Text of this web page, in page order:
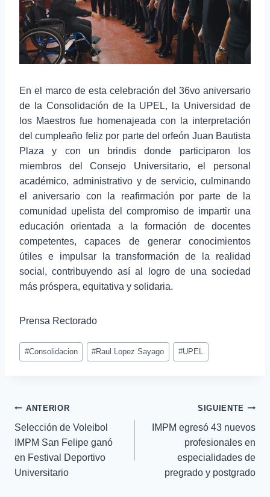
En el marco de esta celebración del 36vo aniversario
de la Consolidación de la UPEL, la Universidad de
los Maestros fue homenajeada con la interpretación
del cumpleaño feliz por parte del orfeón Juan Bautista
Plaza y con un brindis donde participaron los
miembros del Consejo Universitario, el personal
académico, administrativo y de servicio, culminando
el aniversario con la reafirmación por parte de la
comunidad upelista del compromiso de impartir una
educación orientada a la formación de docentes
competentes, capaces de generar conocimientos
útiles e impulsar la transformación de la realidad
social, contribuyendo así al logro de una sociedad
más próspera, equitativa y solidaria.
Prensa Rectorado
#Consolidacion #Raul Lopez Sayago #UPEL
ANTERIOR
Selección de Voleibol
IMPM San Felipe ganó
en Festival Deportivo
Universitario
SIGUIENTE
IMPM egresó 43 nuevos
profesionales en
especialidades de
pregrado y postgrado